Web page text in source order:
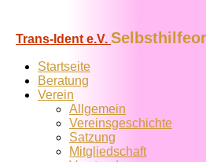
Trans-Ident e.V.
Startseite
Beratung
Verein
Allgemein
Vereins­geschichte
Satzung
Mitglied­schaft